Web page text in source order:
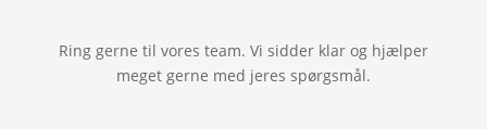
Ring gerne til vores team. Vi sidder klar og hjælper
meget gerne med jeres spørgsmål.